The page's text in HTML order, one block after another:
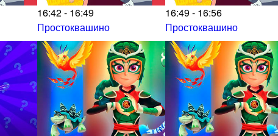
16:42 - 16:49
Простоквашино
16:49 - 16:56
Простоквашино